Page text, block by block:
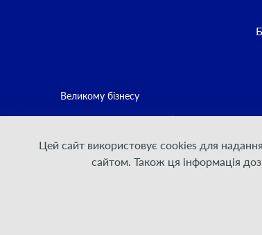
Великому бізнесу
Постачальникам послуг зв'язку
Для Дому
Цей сайт використовує cookies для
сайтом. Також ця інформація